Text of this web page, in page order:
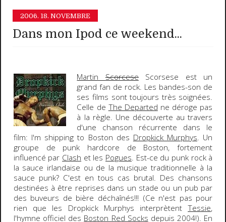
2006. 18. NOVEMBRE
Dans mon Ipod ce weekend...
MartinScorcese Scorsese est un
grand fan de rock. Les bandes-son de
ses films sont toujours très soignées.
Celle de The Departed ne déroge pas
à la règle. Une découverte au travers
d'une chanson récurrente dans le
film: I'm shipping to Boston des Dropkick Murphys. Un
groupe de punk hardcore de Boston, fortement
influencé par Clash et les Pogues. Est-ce du punk rock à
la sauce irlandaise ou de la musique traditionnelle à la
sauce punk? C'est en tous cas brutal. Des chansons
destinées à être reprises dans un stade ou un pub par
des buveurs de bière déchaînés!!! (Ce n'est pas pour
rien que les Dropkick Murphys interprètentTessie,
l'hymne officiel des Boston Red Socks depuis 2004!). En